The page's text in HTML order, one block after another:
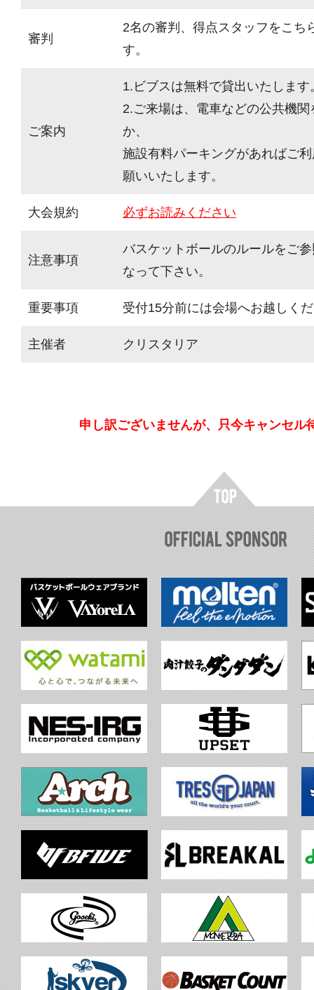
審判
2名の審判、得点スタッフをこち
す。
ご案内
1.ビブスは無料で貸出いたします
2.ご来場は、電車などの公共機
か、
施設有料パーキングがあればご
願いいたします。
大会規約 必ずお読みください
注意事項
バスケットボールのルールをご
なって下さい。
重要事項 受付15分前には会場へお越しく
主催者 クリスタリア
申し訳ございませんが、只今キャンセル